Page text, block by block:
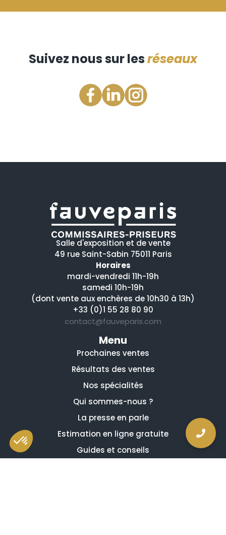
Suivez nous sur lesréseaux
Salle d'exposition et de vente
49 rue Saint-Sabin 75011 Paris
Horaires
mardi-vendredi 11h-19h
samedi 10h-19h
(dont vente aux enchères de 10h30 à 13h)
+33 (0)1 55 28 80 90
contact@fauveparis.com
Menu
Prochaines ventes
Résultats des ventes
Nos spécialités
Qui sommes-nous ?
La presse en parle
Estimation en ligne gratuite
Guides et conseils